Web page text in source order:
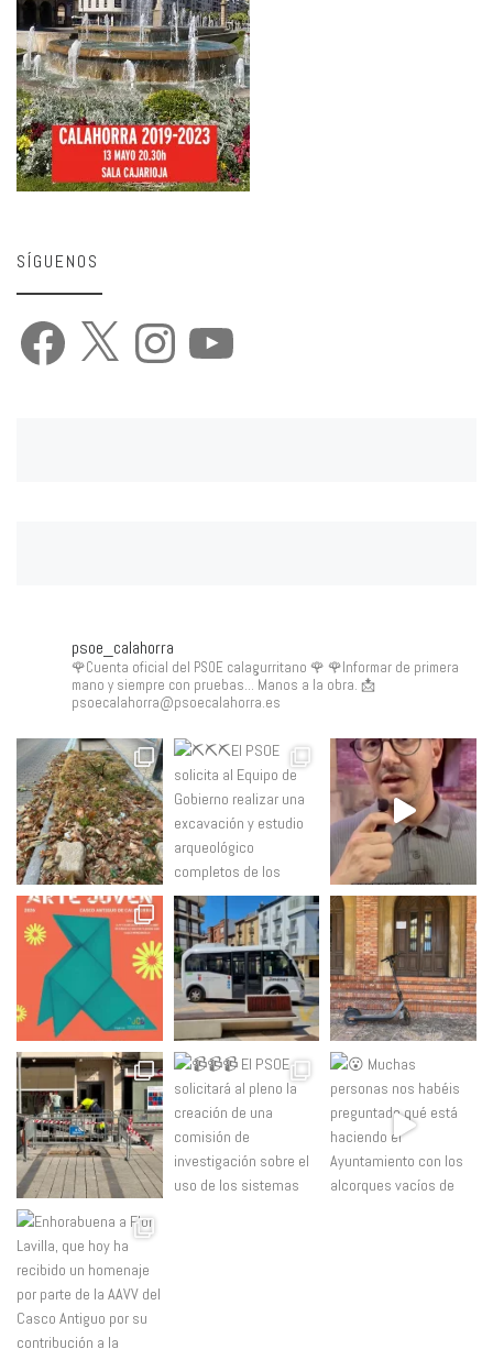
SÍGUENOS
Facebook Instagram YouTube
psoe_calahorra
🌹Cuenta oficial del PSOE calagurritano 🌹 🌹Informar de primera
mano y siempre con pruebas... Manos a la obra. 📩
psoecalahorra@psoecalahorra.es